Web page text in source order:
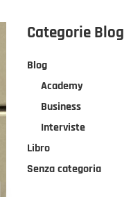
Categorie Blog
Blog
Academy
Business
Interviste
Libro
Senza categoria